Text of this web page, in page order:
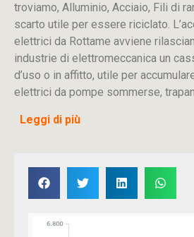
troviamo, Alluminio, Acciaio, Fili di
scarto utile per essere riciclato.
elettrici da Rottame avviene
industrie di elettromeccanica un
d’uso o in affitto, utile per
elettrici da pompe sommerse,
Leggi di più